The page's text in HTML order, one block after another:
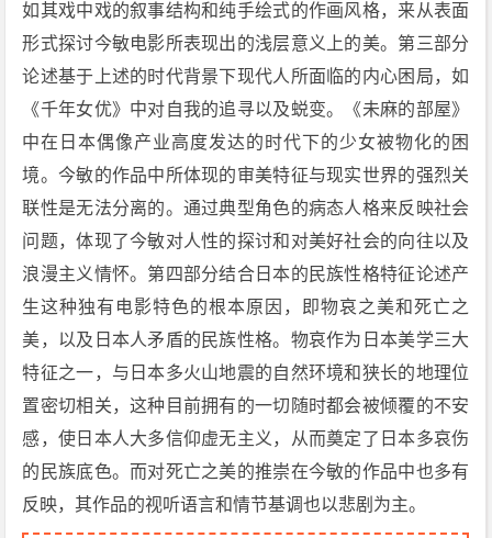
如其戏中戏的叙事结构和纯手绘式的作画风格，来从表面
形式探讨今敏电影所表现出的浅层意义上的美。第三部分
论述基于上述的时代背景下现代人所面临的内心困局，如
《千年女优》中对自我的追寻以及蜕变。《未麻的部屋》
中在日本偶像产业高度发达的时代下的少女被物化的困
境。今敏的作品中所体现的审美特征与现实世界的强烈关
联性是无法分离的。通过典型角色的病态人格来反映社会
问题，体现了今敏对人性的探讨和对美好社会的向往以及
浪漫主义情怀。第四部分结合日本的民族性格特征论述产
生这种独有电影特色的根本原因，即物哀之美和死亡之
美，以及日本人矛盾的民族性格。物哀作为日本美学三大
特征之一，与日本多火山地震的自然环境和狭长的地理位
置密切相关，这种目前拥有的一切随时都会被倾覆的不安
感，使日本人大多信仰虚无主义，从而奠定了日本多哀伤
的民族底色。而对死亡之美的推崇在今敏的作品中也多有
反映，其作品的视听语言和情节基调也以悲剧为主。